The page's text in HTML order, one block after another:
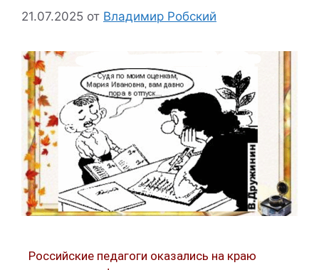
21.07.2025 от Владимир Робский
Российские педагоги оказались на краю